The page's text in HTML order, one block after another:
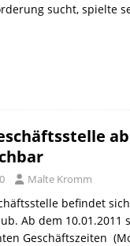
sucht, spielte
ab
Malte Kromm
befindet sich
Ab dem
Geschäftszeiten